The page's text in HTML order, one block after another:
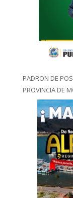
PADRON DE
PROVINCIA DE